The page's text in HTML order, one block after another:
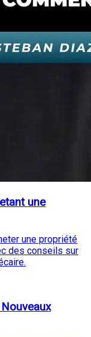
une
une propriété
des conseils sur